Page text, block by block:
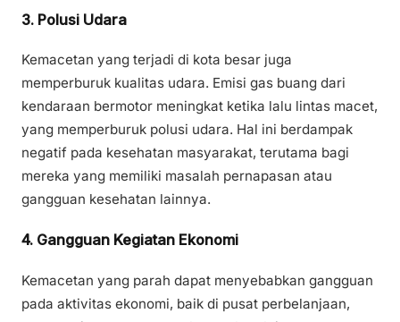
3. Polusi Udara
Kemacetan yang terjadi di kota besar juga
memperburuk kualitas udara. Emisi gas buang dari
kendaraan bermotor meningkat ketika lalu lintas macet,
yang memperburuk polusi udara. Hal ini berdampak
negatif pada kesehatan masyarakat, terutama bagi
mereka yang memiliki masalah pernapasan atau
gangguan kesehatan lainnya.
4. Gangguan Kegiatan Ekonomi
Kemacetan yang parah dapat menyebabkan gangguan
pada aktivitas ekonomi, baik di pusat perbelanjaan,